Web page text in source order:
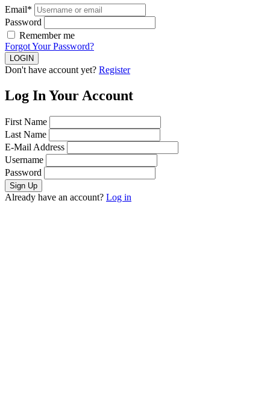
Email*
Password
Remember me
Forgot Your Password?
Don't have account yet? Register
Log In Your Account
First Name
Last Name
E-Mail Address
Username
Password
Already have an account? Log in